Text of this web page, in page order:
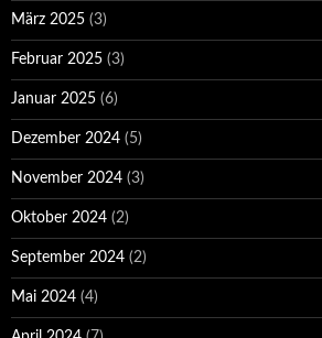
März 2025 (3)
Februar 2025 (3)
Januar 2025 (6)
Dezember 2024 (5)
November 2024 (3)
Oktober 2024 (2)
September 2024 (2)
Mai 2024 (4)